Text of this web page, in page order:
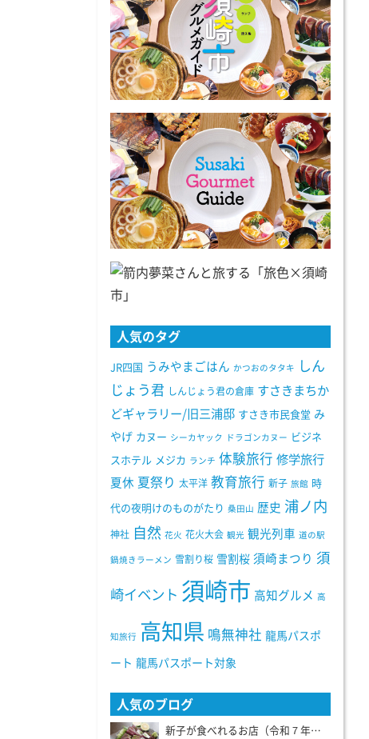
人気のタグ
JR四国 うみやまごはん かつおのタタキ
しん
じょう君 しんじょう君の倉庫 すさきまちか
どギャラリー/旧三浦邸 すさき市民食堂 み
やげ カヌー シーカヤック ドラゴンカヌー ビジネ
スホテル メジカ ランチ 体験旅行 修学旅行
夏休 夏祭り 太平洋 教育旅行 新子 旅館 時
代の夜明けのものがたり 桑田山 歴史 浦ノ内
神社 自然 花火 花火大会 観光 観光列車 道の駅
鍋焼きラーメン 雪割り桜 雪割桜 須崎まつり 須
崎イベント 須崎市 高知グルメ 高
知旅行 高知県 鳴無神社 龍馬パスポ
ート 龍馬パスポート対象
人気のブログ
新子が食べれるお店（令和７年度）